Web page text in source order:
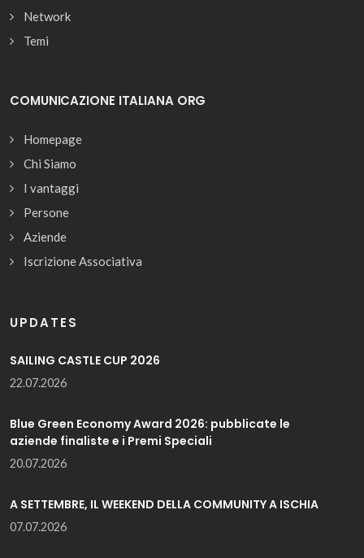
Network
Temi
COMUNICAZIONE ITALIANA ORG
Homepage
Chi Siamo
I vantaggi
Persone
Aziende
Iscrizione Associativa
UPDATES
SAILING CASTLE CUP 2026
22.07.2026
Blue Green Economy Award 2026: pubblicate le
aziende finaliste e i Premi Speciali
20.07.2026
A SETTEMBRE, IL WEEKEND DELLA COMMUNITY A ISCHIA
07.07.2026